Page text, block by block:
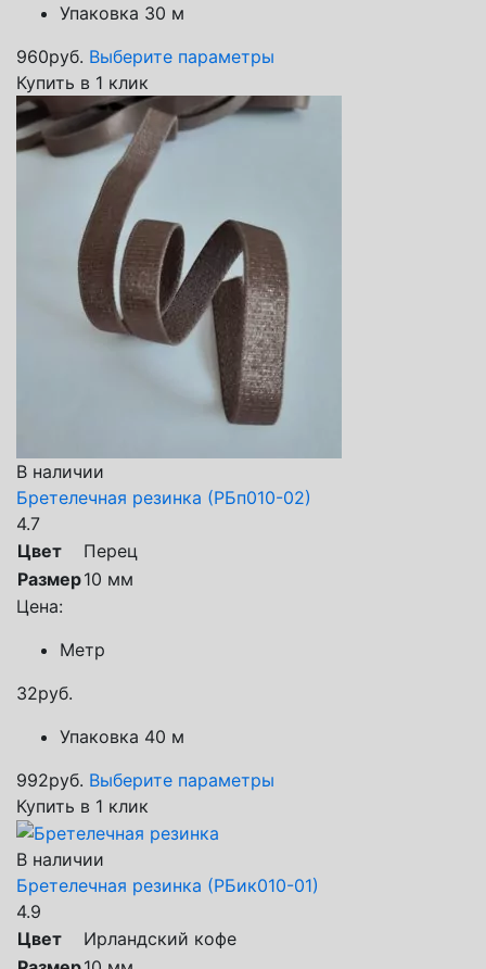
Упаковка 30 м
960руб. Выберите параметры
Купить в 1 клик
В наличии
Бретелечная резинка (РБп010-02)
4.7
Цвет
Перец
Размер10 мм
Цена:
Метр
32руб.
Упаковка 40 м
992руб. Выберите параметры
Купить в 1 клик
В наличии
Бретелечная резинка (РБик010-01)
4.9
Цвет
Ирландский кофе